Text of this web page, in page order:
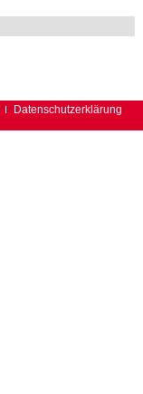
Datenschutzerklärung